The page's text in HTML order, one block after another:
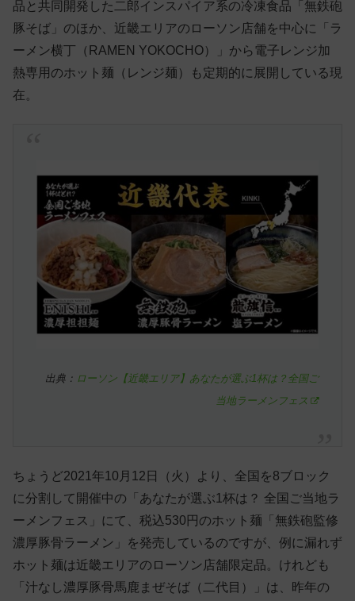
品と共同開発した二郎インスパイア系の冷凍食品「無鉄砲
豚そば」のほか、近畿エリアのローソン店舗を中心に「ラ
ーメン横丁（RAMEN YOKOCHO）」から電子レンジ加
熱専用のホット麺（レンジ麺）も定期的に展開している現
在。
出典： ローソン【近畿エリア】あなたが選ぶ1杯は？全国ご
当地ラーメンフェス
ちょうど2021年10月12日（火）より、全国を8ブロック
に分割して開催中の「あなたが選ぶ1杯は？ 全国ご当地ラ
ーメンフェス」にて、税込530円のホット麺「無鉄砲監修
濃厚豚骨ラーメン」を発売しているのですが、例に漏れず
ホット麺は近畿エリアのローソン店舗限定品。けれども
「汁なし濃厚豚骨馬鹿まぜそば（二代目）」は、昨年の